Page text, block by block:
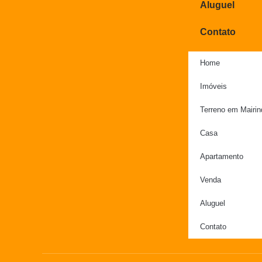
Aluguel
Contato
Home
Imóveis
Terreno em
Casa
Apartamento
Venda
Aluguel
Contato